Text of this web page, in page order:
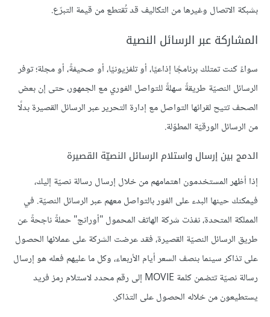
بشبكة الاتصال وغيرها من التكاليف قد تُقتطع من قيمة التبرّع.
المشاركة عبر الرسائل النصية
سواءً كنت تمتلك برنامجًا إذاعيًا، أو تلفزيونيًا، أو صحيفةً، أو مجلة؛ توفر
الرسائل النصيّة طريقةً سهلةً للتواصل الفوري مع الجمهور، حتى إن بعض
الصحف تتيح لقرائها التواصل مع إدارة التحرير عبر الرسائل القصيرة بدلًا
من الرسائل الورقيّة المطوّلة.
الدمج بين إرسال واستلام الرسائل النصيّة القصيرة
إذا أظهر المستخدمون اهتمامهم من خلال إرسال رسالة نصيّة إليك،
فيمكنك حينها البدء على الفور بالتواصل معهم عبر الرسائل النصيّة. في
المملكة المتحدة، نفذت شركة الهاتف المحمول "أورانج" حملةً ناجحةً عن
طريق الرسائل النصيّة القصيرة، فقد عرضت الشركة على عملائها الحصول
على تذاكر سينما بنصف السعر أيام الأربعاء، وكل ما عليهم فعله هو إرسال
رسالة نصيّة تتضمن كلمة MOVIE إلى رقم محدد لاستلام رمز فريد
يستطيعون من خلاله الحصول على التذاكر.